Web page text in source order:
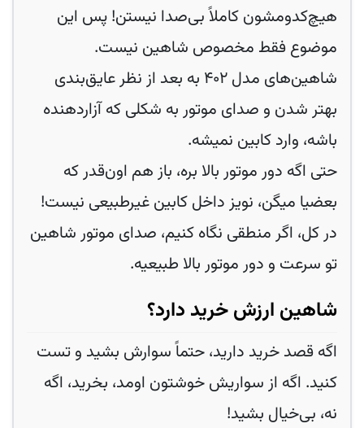
هیچ‌کدومشون کاملاً بی‌صدا نیستن! پس این
موضوع فقط مخصوص شاهین نیست.
شاهین‌های مدل ۴۰۲ به بعد از نظر عایق‌بندی
بهتر شدن و صدای موتور به شکلی که آزاردهنده
باشه، وارد کابین نمیشه.
حتی اگه دور موتور بالا بره، باز هم اون‌قدر که
بعضیا میگن، نویز داخل کابین غیرطبیعی نیست!
در کل، اگر منطقی نگاه کنیم، صدای موتور شاهین
تو سرعت و دور موتور بالا طبیعیه.
شاهین ارزش خرید دارد؟
اگه قصد خرید دارید، حتماً سوارش بشید و تست
کنید. اگه از سواریش خوشتون اومد، بخرید، اگه
نه، بی‌خیال بشید!